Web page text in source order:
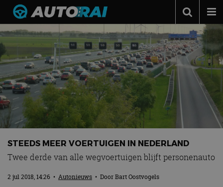
Autonieuws
Podcast
Autotests
Automerken
Adverteren
Contact
MotorRAI.nl
STEEDS MEER VOERTUIGEN IN NEDERLAND
Twee derde van alle wegvoertuigen blijft personenauto
2 jul 2018, 14:26 • Autonieuws • DoorBart Oostvogels